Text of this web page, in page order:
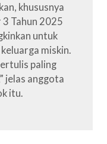
khususnya
Tahun 2025
untuk
miskin.
paling
jelas anggota
itu.